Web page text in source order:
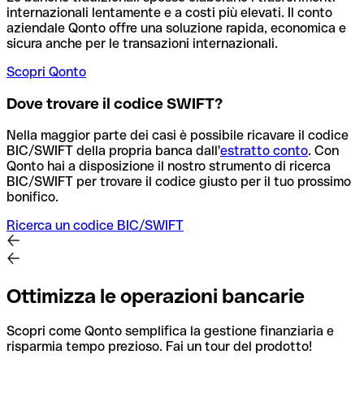
internazionali lentamente e a costi più elevati. Il conto
aziendale Qonto offre una soluzione rapida, economica e
sicura anche per le transazioni internazionali.
Scopri Qonto
Dove trovare il codice SWIFT?
Nella maggior parte dei casi è possibile ricavare il codice
BIC/SWIFT della propria banca dall'estratto conto. Con
Qonto hai a disposizione il nostro strumento di ricerca
BIC/SWIFT per trovare il codice giusto per il tuo prossimo
bonifico.
Ricerca un codice BIC/SWIFT
Ottimizza le operazioni bancarie
Scopri come Qonto semplifica la gestione finanziaria e
risparmia tempo prezioso. Fai un tour del prodotto!